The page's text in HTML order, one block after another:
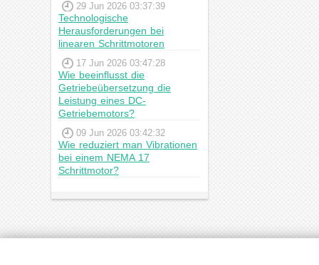
29 Jun 2026 03:37:39
Technologische
Herausforderungen bei
linearen Schrittmotoren
17 Jun 2026 03:47:28
Wie beeinflusst die
Getriebeübersetzung die
Leistung eines DC-
Getriebemotors?
09 Jun 2026 03:42:32
Wie reduziert man Vibrationen
bei einem NEMA 17
Schrittmotor?